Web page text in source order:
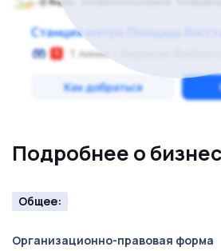
возможность увеличение
дополнительного ассортимента.
кофейни стабильно высок, а
подтверждается словами
может мириться с недостатками
Подробнее о
Общее:
Организационно-правовая форма